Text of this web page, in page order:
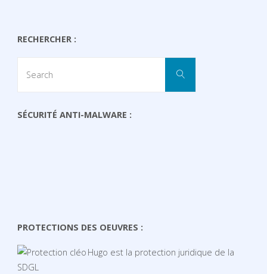
RECHERCHER :
Search
SÉCURITÉ ANTI-MALWARE :
PROTECTIONS DES OEUVRES :
Hugo est la protection juridique de la
SDGL